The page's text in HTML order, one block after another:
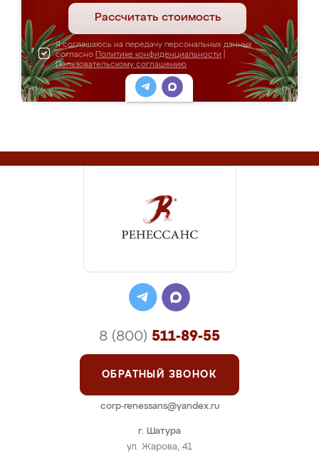
Рассчитать стоимость
Я соглашаюсь на передачу персональных данных
согласно Политике конфиденциальности
Пользовательскому соглашению
г. Шатура
ул. Жарова, 41
8 (800) 511-89-55
ОБРАТНЫЙ ЗВОНОК
corp-renessans@yandex.ru